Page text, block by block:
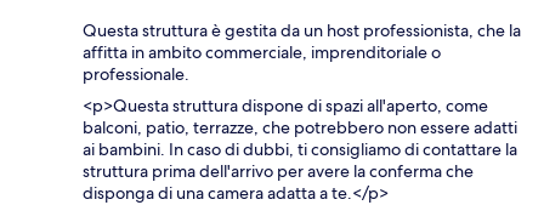
Questa struttura è gestita da un host professionista, che la
affitta in ambito commerciale, imprenditoriale o
professionale.
<p>Questa struttura dispone di spazi all'aperto, come
balconi, patio, terrazze, che potrebbero non essere adatti
ai bambini. In caso di dubbi, ti consigliamo di contattare la
struttura prima dell'arrivo per avere la conferma che
disponga di una camera adatta a te.</p>